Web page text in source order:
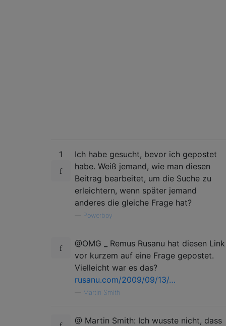
1
Ich habe gesucht, bevor ich gepostet
habe. Weiß jemand, wie man diesen
Beitrag bearbeitet, um die Suche zu
erleichtern, wenn später jemand
anderes die gleiche Frage hat?
Powerboy
@OMG _ Remus Rusanu hat diesen Link
vor kurzem auf eine Frage gepostet.
Vielleicht war es das?
rusanu.com/2009/09/13/…
Martin Smith
@ Martin Smith: Ich wusste nicht, dass